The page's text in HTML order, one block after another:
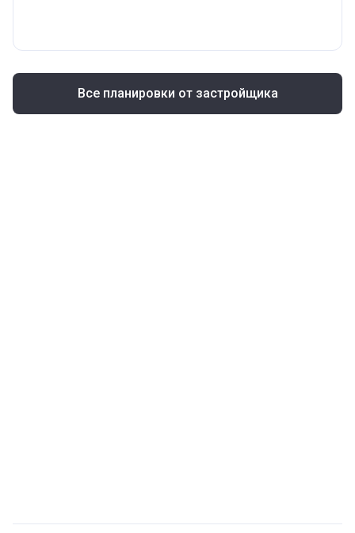
Все планировки от застройщика